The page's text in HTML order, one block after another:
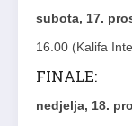
subota, 17.
16.00 (Kalifa
FINALE:
nedjelja, 18.